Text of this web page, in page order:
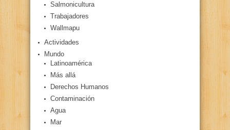
Salmonicultura
Trabajadores
Wallmapu
Actividades
Mundo
Latinoamérica
Más allá
Derechos Humanos
Contaminación
Agua
Mar